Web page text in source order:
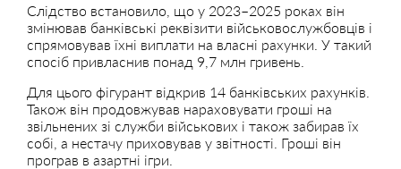
Слідство встановило, що у 2023–2025 роках він
змінював банківські реквізити військовослужбовців і
спрямовував їхні виплати на власні рахунки. У такий
спосіб привласнив понад 9,7 млн гривень.
Для цього фігурант відкрив 14 банківських рахунків.
Також він продовжував нараховувати гроші на
звільнених зі служби військових і також забирав їх
собі, а нестачу приховував у звітності. Гроші він
програв в азартні ігри.